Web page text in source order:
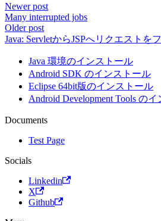
Newer post
Many interrupted jobs
Older post
Java: ServletからJSPへリクエストを
Java 環境のインストール
Android SDK のインストール
Eclipse 64bit版のインストール
Android Development Tools の
Documents
Test Page
Socials
Linkedin
X
Github